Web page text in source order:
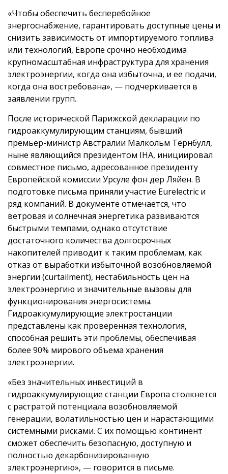
«Чтобы обеспечить бесперебойное
энергоснабжение, гарантировать доступные цены и
снизить зависимость от импортируемого топлива
или технологий, Европе срочно необходима
крупномасштабная инфраструктура для хранения
электроэнергии, когда она избыточна, и ее подачи,
когда она востребована», — подчеркивается в
заявлении групп.
После исторической Парижской декларации по
гидроаккумулирующим станциям, бывший
премьер-министр Австралии Малкольм Тёрнбулл,
ныне являющийся президентом IHA, инициировал
совместное письмо, адресованное президенту
Европейской комиссии Урсуле фон дер Ляйен. В
подготовке письма приняли участие Eurelectric и
ряд компаний. В документе отмечается, что
ветровая и солнечная энергетика развиваются
быстрыми темпами, однако отсутствие
достаточного количества долгосрочных
накопителей приводит к таким проблемам, как
отказ от выработки избыточной возобновляемой
энергии (curtailment), нестабильность цен на
электроэнергию и значительные вызовы для
функционирования энергосистемы.
Гидроаккумулирующие электростанции
представлены как проверенная технология,
способная решить эти проблемы, обеспечивая
более 90% мирового объема хранения
электроэнергии.
«Без значительных инвестиций в
гидроаккумулирующие станции Европа столкнется
с растратой потенциала возобновляемой
генерации, волатильностью цен и нарастающими
системными рисками. С их помощью континент
сможет обеспечить безопасную, доступную и
полностью декарбонизированную
электроэнергию», — говорится в письме.